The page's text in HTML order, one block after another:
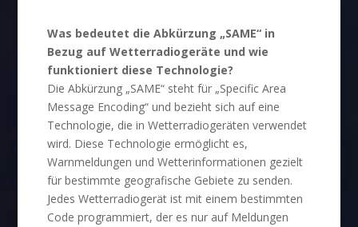
Was bedeutet die Abkürzung „SAME“ in
Bezug auf Wetterradiogeräte und wie
funktioniert diese Technologie?
Die Abkürzung „SAME“ steht für „Specific Area
Message Encoding“ und bezieht sich auf eine
Technologie, die in Wetterradiogeräten verwendet
wird. Diese Technologie ermöglicht es,
Warnmeldungen und Wetterinformationen gezielt
für bestimmte geografische Gebiete zu senden.
Jedes Wetterradiogerät ist mit einem bestimmten
Code programmiert, der es nur auf Meldungen